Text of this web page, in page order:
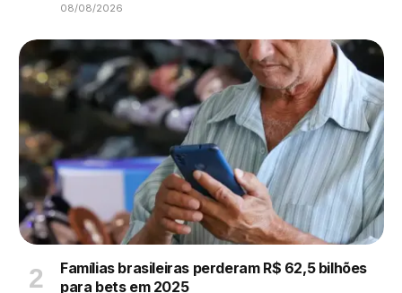
08/08/2026
Famílias brasileiras perderam R$ 62,5 bilhões
para bets em 2025